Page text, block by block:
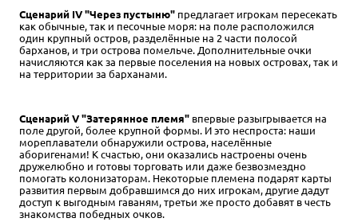
Сценарий IV "Через пустыню" предлагает игрокам пересекать
как обычные, так и песочные моря: на поле расположился
один крупный остров, разделённые на 2 части полосой
барханов, и три острова помельче. Дополнительные очки
начисляются как за первые поселения на новых островах, так и
на территории за барханами.
Сценарий V "Затерянное племя" впервые разыгрывается на
поле другой, более крупной формы. И это неспроста: наши
мореплаватели обнаружили острова, населённые
аборигенами! К счастью, они оказались настроены очень
дружелюбно и готовы торговать или даже безвозмездно
помогать колонизаторам. Некоторые племена подарят карты
развития первым добравшимся до них игрокам, другие дадут
доступ к выгодным гаваням, третьи же просто добавят в честь
знакомства победных очков.